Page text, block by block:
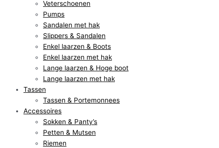
Veterschoenen
Pumps
Sandalen met hak
Slippers & Sandalen
Enkel laarzen & Boots
Enkel laarzen met hak
Lange laarzen & Hoge boot
Lange laarzen met hak
Tassen
Tassen & Portemonnees
Accessoires
Sokken & Panty’s
Petten & Mutsen
Riemen